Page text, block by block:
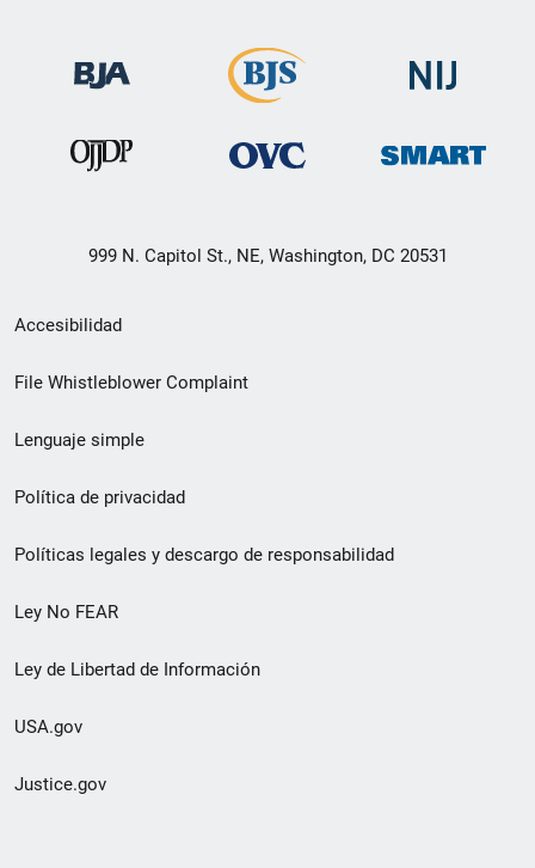
999 N. Capitol St., NE, Washington, DC 20531
Menú
de
de
pie
de
página
Accesibilidad
File Whistleblower Complaint
Lenguaje simple
Política de privacidad
Políticas legales y descargo de responsabilidad
Ley No FEAR
Ley de Libertad de Información
USA.gov
Justice.gov